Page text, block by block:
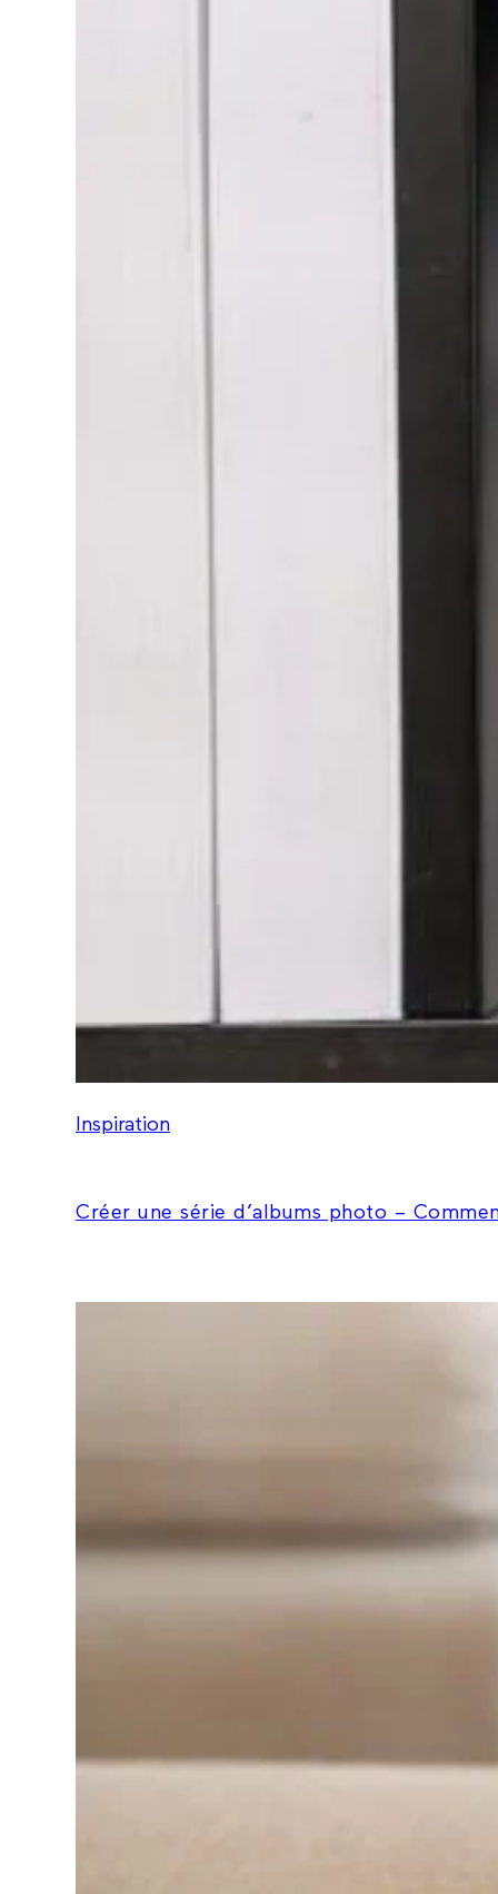
Inspiration
Créer une série d’albums photo –